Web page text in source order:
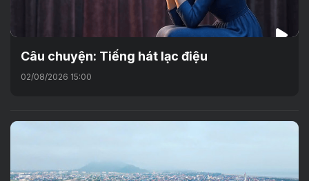
Câu chuyện: Tiếng hát lạc điệu
02/08/2026 15:00